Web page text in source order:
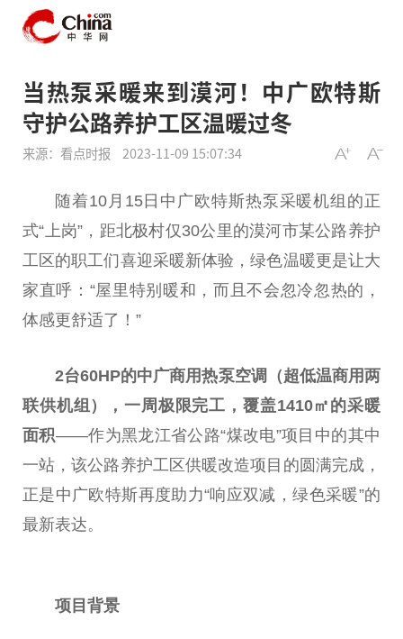
当热泵采暖来到漠河！中广欧特斯
守护公路养护工区温暖过冬
来源：看点时报 2023-11-09 15:07:34
随着10月15日中广欧特斯热泵采暖机组的正
式“上岗”，距北极村仅30公里的漠河市某公路养护
工区的职工们喜迎采暖新体验，绿色温暖更是让大
家直呼：“屋里特别暖和，而且不会忽冷忽热的，
体感更舒适了！”
2台60HP的中广商用热泵空调（超低温商用两
联供机组），一周极限完工，覆盖1410㎡的采暖
面积——作为黑龙江省公路“煤改电”项目中的其中
一站，该公路养护工区供暖改造项目的圆满完成，
正是中广欧特斯再度助力“响应双减，绿色采暖”的
最新表达。
项目背景